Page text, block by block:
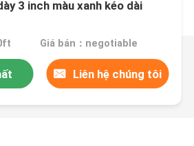
3 inch màu xanh kéo dài
Giá bán：negotiable
Liên hệ chúng tôi